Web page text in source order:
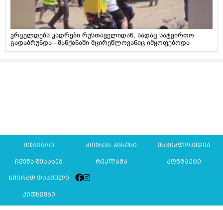
ვრცელდება კადრები რუსთაველიდან, სადაც სატვირთო
გადაბრუნდა - მანქანაში მცირეწლოვანიც იმყოფებოდა
მთავარი კითხვა-პასუხი ენციკლოპედია
ჩვენს შესახებ რეკლამა კონტაქტი
ხშირად დასმული
კითხვები